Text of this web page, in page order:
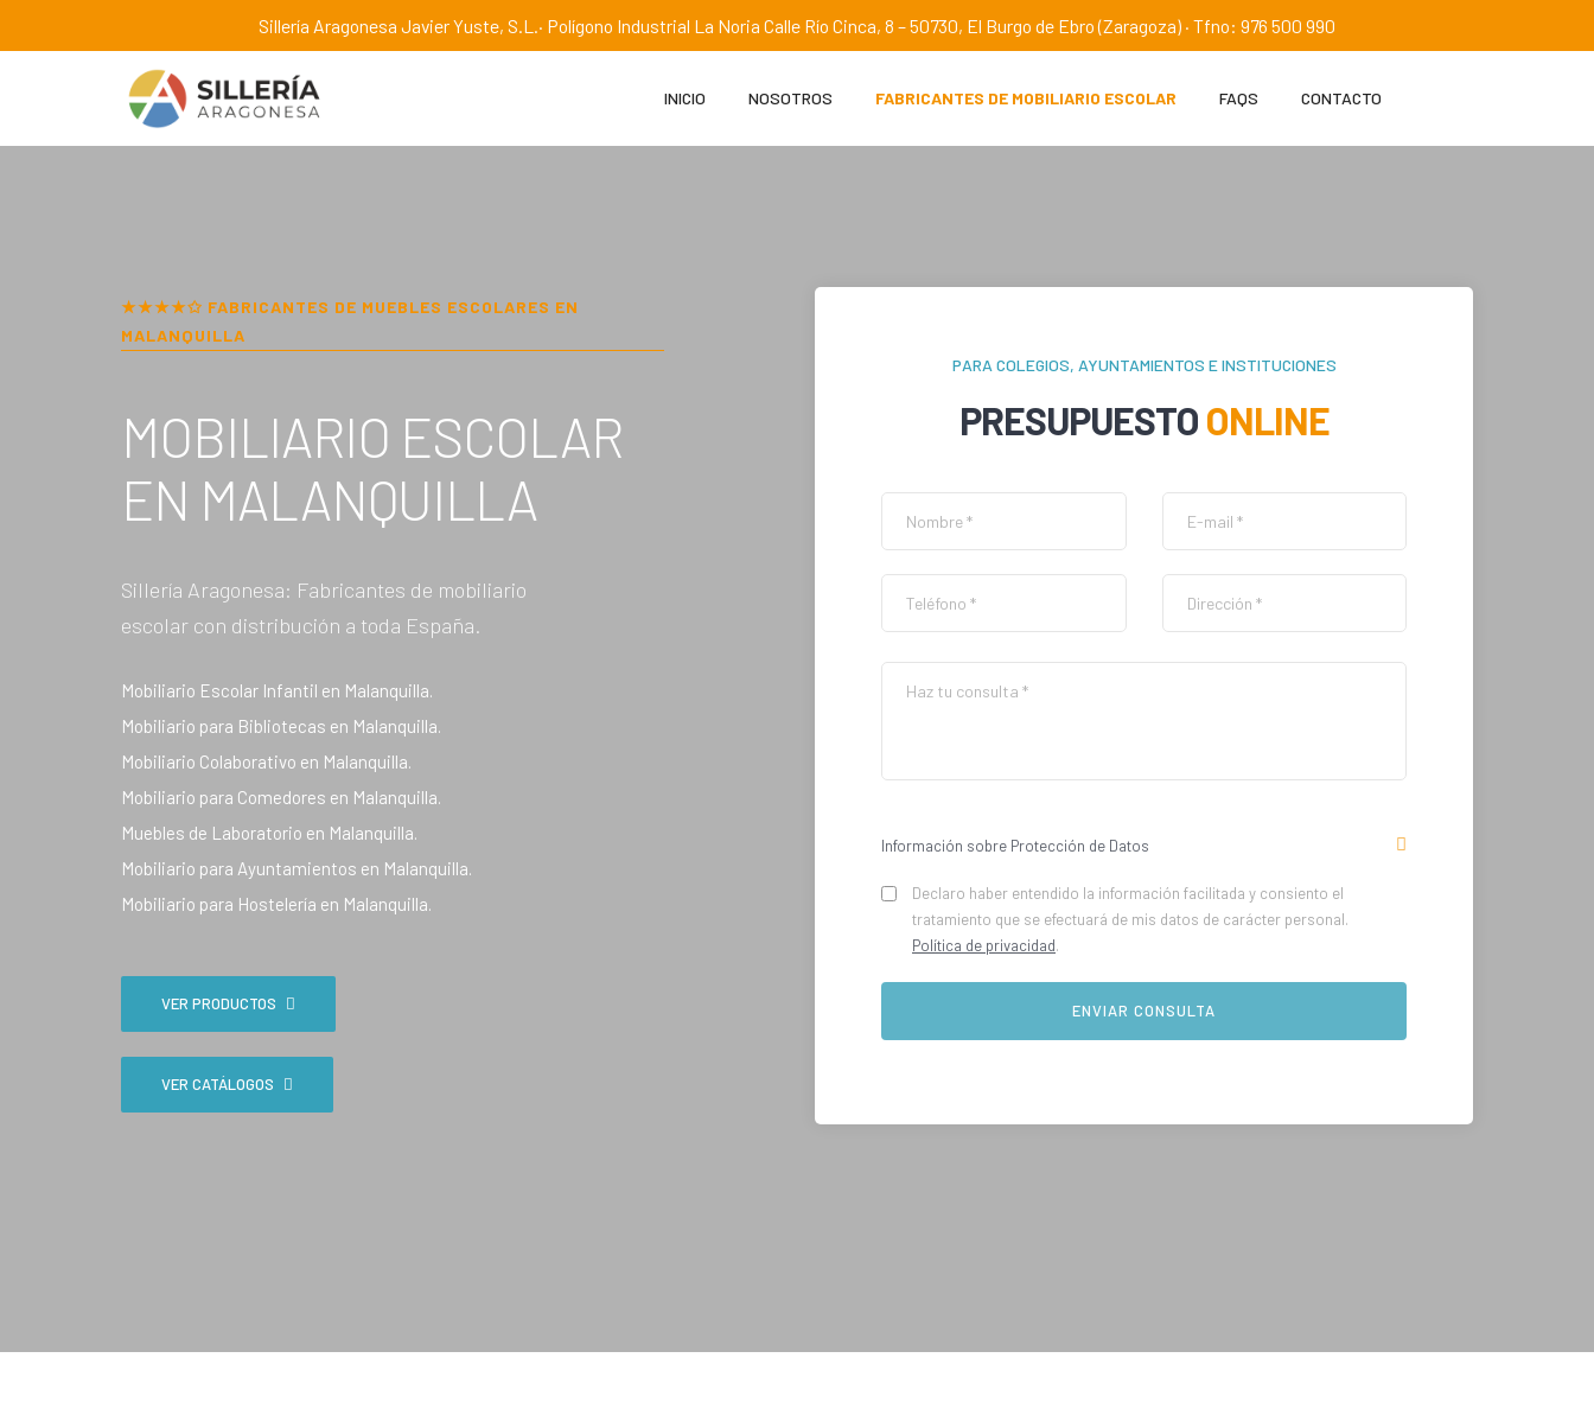
Sillería Aragonesa Javier Yuste, S.L.· Polígono Industrial La Noria Calle Río Cinca, 8 – 50730, El Burgo de Ebro (Zaragoza) · Tfno: 976 500 990
INICIO NOSOTROS FABRICANTES DE MOBILIARIO ESCOLAR FAQS CONTACTO
★★★★✩ FABRICANTES DE MUEBLES ESCOLARES EN
MALANQUILLA
MOBILIARIO ESCOLAR
EN MALANQUILLA
Sillería Aragonesa: Fabricantes de mobiliario
escolar con distribución a toda España.
Mobiliario Escolar Infantil en Malanquilla.
Mobiliario para Bibliotecas en Malanquilla.
Mobiliario Colaborativo en Malanquilla.
Mobiliario para Comedores en Malanquilla.
Muebles de Laboratorio en Malanquilla.
Mobiliario para Ayuntamientos en Malanquilla.
Mobiliario para Hostelería en Malanquilla.
VER PRODUCTOS
VER CATÁLOGOS
PARA COLEGIOS, AYUNTAMIENTOS E INSTITUCIONES
PRESUPUESTO ONLINE
Información sobre Protección de Datos
Declaro haber entendido la información facilitada y consiento el
tratamiento que se efectuará de mis datos de carácter personal.
Política de privacidad.